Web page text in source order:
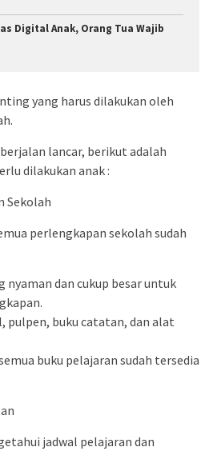
Digital Anak, Orang Tua Wajib
yang harus dilakukan oleh
lancar, berikut adalah
dilakukan anak :
Sekolah
perlengkapan sekolah sudah
nyaman dan cukup besar untuk
pulpen, buku catatan, dan alat
buku pelajaran sudah tersedia
jadwal pelajaran dan